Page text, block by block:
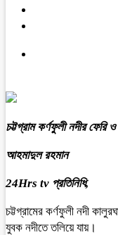
চট্টগ্রাম কর্ণফুলী নদীর
আহমাদুল রহমান
24Hrs tv প্রতিনিধি,
চট্টগ্রামের কর্ণফুলী নদী
যুবক নদীতে তলিয়ে যায়।